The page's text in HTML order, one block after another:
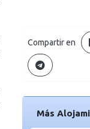
Compartir en
Más